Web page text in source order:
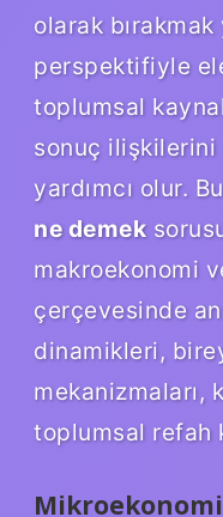
olarak
perspektifiyle
toplumsal
sonuç ilişkilerini
yardımcı olur.
ne demek
makroekonomi
çerçevesinde
dinamikleri,
mekanizmaları,
toplumsal refah